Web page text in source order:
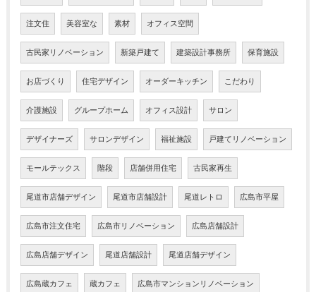
注文住 美容室な 素材 オフィス空間
古民家リノベーション 新築戸建て 建築設計事務所 保育施設
お店づくり 住宅デザイン オーダーキッチン こだわり
介護施設 グループホーム オフィス設計 サロン
デザイナーズ サロンデザイン 福祉施設 戸建てリノベーション
モールテックス 階段 店舗併用住宅 古民家再生
尾道市店舗デザイン 尾道市店舗設計 尾道レトロ 広島市平屋
広島市注文住宅 広島市リノベーション 広島店舗設計
広島店舗デザイン 尾道店舗設計 尾道店舗デザイン
広島蔵カフェ 蔵カフェ 広島市マンションリノベーション